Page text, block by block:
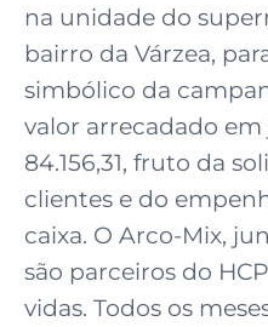
na unidade do
bairro da Várzea,
simbólico da
valor arrecadado
84.156,31, fruto da
clientes e do
caixa. O Arco-Mix,
são parceiros do
vidas. Todos os